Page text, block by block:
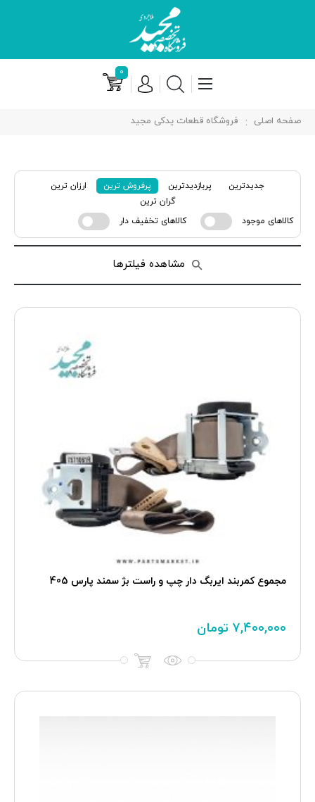
۰
صفحه اصلی فروشگاه قطعات یدکی مجید
جدیدترین پربازدیدترین پرفروش ترین
ارزان ترین
گران ترین
کالاهای موجود
کالاهای تخفیف دار
مشاهده فیلترها
مجموع کمربند ايربگ دار چپ و راست بژ سمند پارس 405
۷,۴۰۰,۰۰۰ تومان